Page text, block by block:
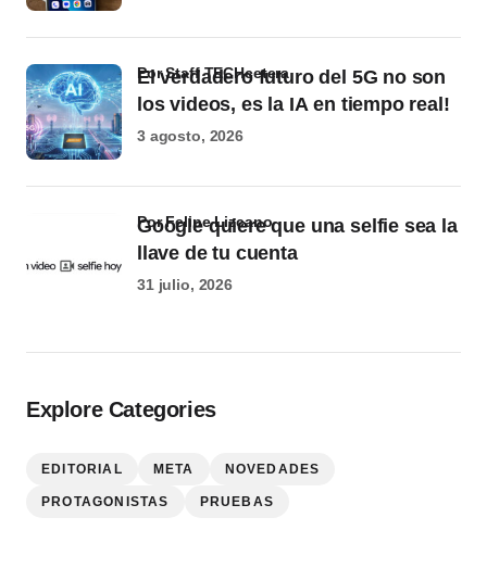
El verdadero futuro del 5G no son
los videos, es la IA en tiempo real!
por Staff TECHcetera
3 agosto, 2026
Google quiere que una selfie sea la
llave de tu cuenta
por Felipe Lizcano
31 julio, 2026
Explore Categories
EDITORIAL META NOVEDADES
PROTAGONISTAS PRUEBAS